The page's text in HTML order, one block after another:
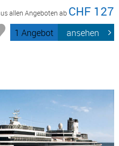
allen Angeboten ab CHF 127
1 Angebot ansehen